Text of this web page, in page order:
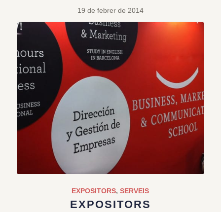
19 de febrer de 2014
EXPOSITORS,SERVEIS
EXPOSITORS